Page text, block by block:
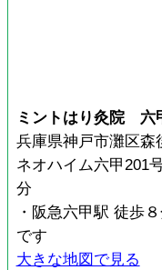
ミントはり灸院 六
兵庫県神戸市灘区森
ネオハイム六甲201
分
・阪急六甲駅 徒歩
です
大きな地図で見る